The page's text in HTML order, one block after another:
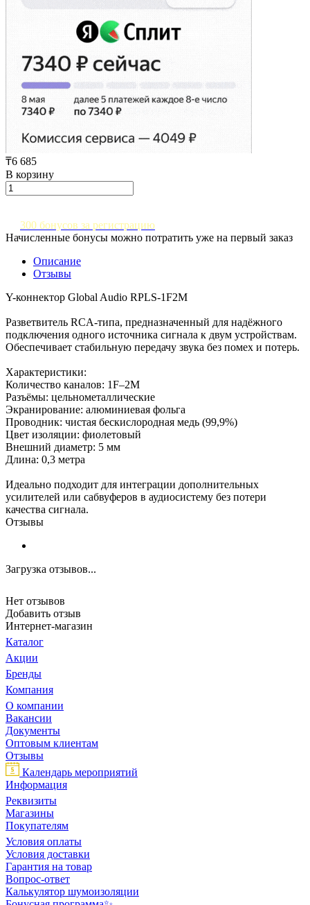
₸6 685
В корзину
300 бонусов за регистрацию
Начисленные бонусы можно потратить уже на первый заказ
Описание
Отзывы
Y-коннектор Global Audio RPLS-1F2M
Разветвитель RCA-типа, предназначенный для надёжного
подключения одного источника сигнала к двум устройствам.
Обеспечивает стабильную передачу звука без помех и потерь.
Характеристики:
Количество каналов: 1F–2M
Разъёмы: цельнометаллические
Экранирование: алюминиевая фольга
Проводник: чистая бескислородная медь (99,9%)
Цвет изоляции: фиолетовый
Внешний диаметр: 5 мм
Длина: 0,3 метра
Идеально подходит для интеграции дополнительных
усилителей или сабвуферов в аудиосистему без потери
качества сигнала.
Отзывы
Загрузка отзывов...
Нет отзывов
Добавить отзыв
Интернет-магазин
Каталог
Акции
Бренды
Компания
О компании
Вакансии
Документы
Оптовым клиентам
Отзывы
Календарь мероприятий
Информация
Реквизиты
Магазины
Покупателям
Условия оплаты
Условия доставки
Гарантия на товар
Вопрос-ответ
Калькулятор шумоизоляции